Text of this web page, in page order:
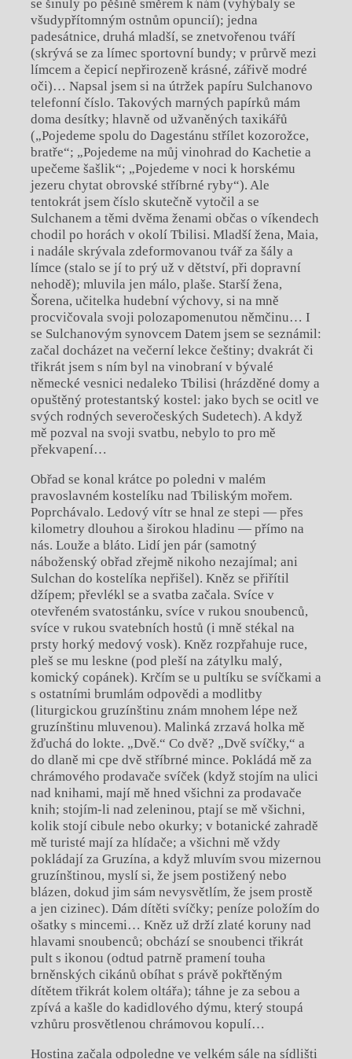
se šinuly po pěšině směrem k nám (vyhýbaly se
všudypřítomným ostnům opuncií); jedna
padesátnice, druhá mladší, se znetvořenou tváří
(skrývá se za límec sportovní bundy; v průrvě mezi
límcem a čepicí nepřirozeně krásné, zářivě modré
oči)… Napsal jsem si na útržek papíru Sulchanovo
telefonní číslo. Takových marných papírků mám
doma desítky; hlavně od užvaněných taxikářů
(„Pojedeme spolu do Dagestánu střílet kozorožce,
bratře“; „Pojedeme na můj vinohrad do Kachetie a
upečeme šašlik“; „Pojedeme v noci k horskému
jezeru chytat obrovské stříbrné ryby“). Ale
tentokrát jsem číslo skutečně vytočil a se
Sulchanem a těmi dvěma ženami občas o víkendech
chodil po horách v okolí Tbilisi. Mladší žena, Maia,
i nadále skrývala zdeformovanou tvář za šály a
límce (stalo se jí to prý už v dětství, při dopravní
nehodě); mluvila jen málo, plaše. Starší žena,
Šorena, učitelka hudební výchovy, si na mně
procvičovala svoji polozapomenutou němčinu… I
se Sulchanovým synovcem Datem jsem se seznámil:
začal docházet na večerní lekce češtiny; dvakrát či
třikrát jsem s ním byl na vinobraní v bývalé
německé vesnici nedaleko Tbilisi (hrázděné domy a
opuštěný protestantský kostel: jako bych se ocitl ve
svých rodných severočeských Sudetech). A když
mě pozval na svoji svatbu, nebylo to pro mě
překvapení…
Obřad se konal krátce po poledni v malém
pravoslavném kostelíku nad Tbiliským mořem.
Poprchávalo. Ledový vítr se hnal ze stepi — přes
kilometry dlouhou a širokou hladinu — přímo na
nás. Louže a bláto. Lidí jen pár (samotný
náboženský obřad zřejmě nikoho nezajímal; ani
Sulchan do kostelíka nepřišel). Kněz se přiřítil
džípem; převlékl se a svatba začala. Svíce v
otevřeném svatostánku, svíce v rukou snoubenců,
svíce v rukou svatebních hostů (i mně stékal na
prsty horký medový vosk). Kněz rozpřahuje ruce,
pleš se mu leskne (pod pleší na zátylku malý,
komický copánek). Krčím se u pultíku se svíčkami a
s ostatními brumlám odpovědi a modlitby
(liturgickou gruzínštinu znám mnohem lépe než
gruzínštinu mluvenou). Malinká zrzavá holka mě
žďuchá do lokte. „Dvě.“ Co dvě? „Dvě svíčky,“ a
do dlaně mi cpe dvě stříbrné mince. Pokládá mě za
chrámového prodavače svíček (když stojím na ulici
nad knihami, mají mě hned všichni za prodavače
knih; stojím-li nad zeleninou, ptají se mě všichni,
kolik stojí cibule nebo okurky; v botanické zahradě
mě turisté mají za hlídače; a všichni mě vždy
pokládají za Gruzína, a když mluvím svou mizernou
gruzínštinou, myslí si, že jsem postižený nebo
blázen, dokud jim sám nevysvětlím, že jsem prostě
a jen cizinec). Dám dítěti svíčky; peníze položím do
ošatky s mincemi… Kněz už drží zlaté koruny nad
hlavami snoubenců; obchází se snoubenci třikrát
pult s ikonou (odtud patrně pramení touha
brněnských cikánů obíhat s právě pokřtěným
dítětem třikrát kolem oltářa); táhne je za sebou a
zpívá a kašle do kadidlového dýmu, který stoupá
vzhůru prosvětlenou chrámovou kopulí…
Hostina začala odpoledne ve velkém sále na sídlišti